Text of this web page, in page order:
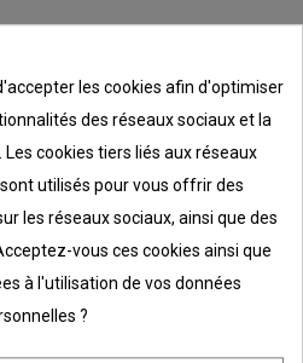
les cookies afin d'optimiser
des réseaux sociaux et la
cookies tiers liés aux réseaux
utilisés pour vous offrir des
les réseaux sociaux, ainsi que des
vous ces cookies ainsi que
à l'utilisation de vos données
?